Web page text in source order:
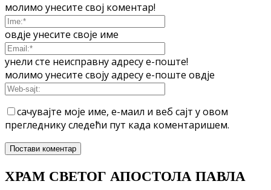
молимо унесите свој коментар!
овдје унесите своје име
унели сте неисправну адресу е-поште!
молимо унесите своју адресу е-поште овдје
сачувајте моје име, е-маил и веб сајт у овом
прегледнику следећи пут када коментаришем.
ХРАМ СВЕТОГ АПОСТОЛА ПАВЛА